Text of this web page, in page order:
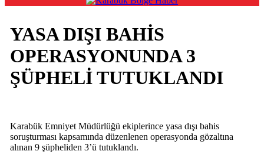
YASA DIŞI BAHİS
OPERASYONUNDA 3
ŞÜPHELİ TUTUKLANDI
Karabük Emniyet Müdürlüğü ekiplerince yasa dışı bahis
soruşturması kapsamında düzenlenen operasyonda gözaltına
alınan 9 şüpheliden 3’ü tutuklandı.